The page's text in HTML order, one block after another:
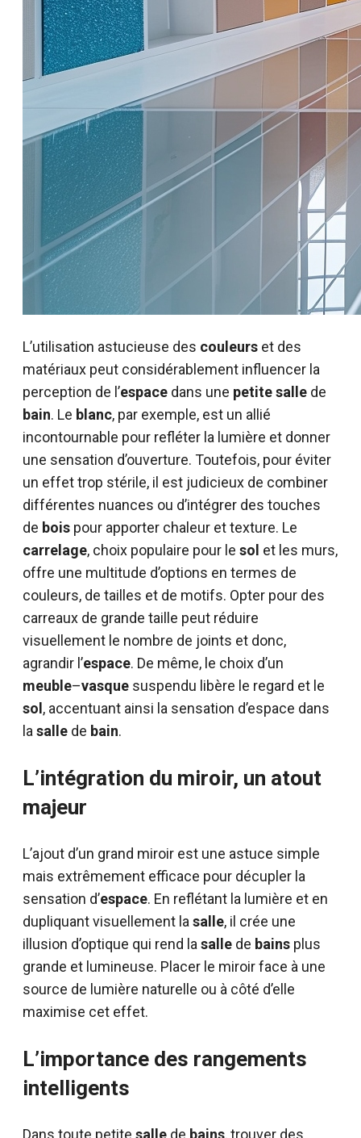
L’utilisation astucieuse des couleurs et des
matériaux peut considérablement influencer la
perception de l’espace dans une petite salle de
bain. Le blanc, par exemple, est un allié
incontournable pour refléter la lumière et donner
une sensation d’ouverture. Toutefois, pour éviter
un effet trop stérile, il est judicieux de combiner
différentes nuances ou d’intégrer des touches
de bois pour apporter chaleur et texture. Le
carrelage, choix populaire pour le sol et les murs,
offre une multitude d’options en termes de
couleurs, de tailles et de motifs. Opter pour des
carreaux de grande taille peut réduire
visuellement le nombre de joints et donc,
agrandir l’espace. De même, le choix d’un
meuble–vasque suspendu libère le regard et le
sol, accentuant ainsi la sensation d’espace dans
la salle de bain.
L’intégration du miroir, un atout
majeur
L’ajout d’un grand miroir est une astuce simple
mais extrêmement efficace pour décupler la
sensation d’espace. En reflétant la lumière et en
dupliquant visuellement la salle, il crée une
illusion d’optique qui rend la salle de bains plus
grande et lumineuse. Placer le miroir face à une
source de lumière naturelle ou à côté d’elle
maximise cet effet.
L’importance des rangements
intelligents
Dans toute petite salle de bains, trouver des